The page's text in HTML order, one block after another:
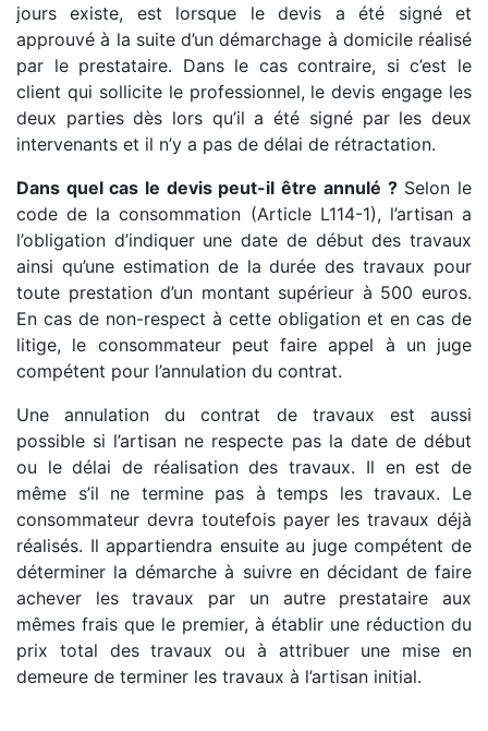
jours existe, est lorsque le devis a été signé et
approuvé à la suite d’un démarchage à domicile réalisé
par le prestataire. Dans le cas contraire, si c’est le
client qui sollicite le professionnel, le devis engage les
deux parties dès lors qu’il a été signé par les deux
intervenants et il n’y a pas de délai de rétractation.
Dans quel cas le devis peut-il être annulé ?Selon le
code de la consommation (Article L114-1), l’artisan a
l’obligation d’indiquer une date de début des travaux
ainsi qu’une estimation de la durée des travaux pour
toute prestation d’un montant supérieur à 500 euros.
En cas de non-respect à cette obligation et en cas de
litige, le consommateur peut faire appel à un juge
compétent pour l’annulation du contrat.
Une annulation du contrat de travaux est aussi
possible si l’artisan ne respecte pas la date de début
ou le délai de réalisation des travaux. Il en est de
même s’il ne termine pas à temps les travaux. Le
consommateur devra toutefois payer les travaux déjà
réalisés. Il appartiendra ensuite au juge compétent de
déterminer la démarche à suivre en décidant de faire
achever les travaux par un autre prestataire aux
mêmes frais que le premier, à établir une réduction du
prix total des travaux ou à attribuer une mise en
demeure de terminer les travaux à l’artisan initial.